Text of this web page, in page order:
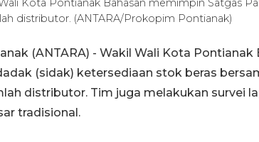
Kota Pontianak Bahasan memimpin Satgas
distributor. (ANTARA/Prokopim Pontianak)
(ANTARA) - Wakil Wali Kota
(sidak) ketersediaan stok beras
distributor. Tim juga melakukan survei
tradisional.